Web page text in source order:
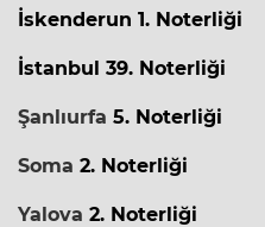
İskenderun 1. Noterliği
İstanbul 39. Noterliği
Şanlıurfa 5. Noterliği
Soma 2. Noterliği
Yalova 2. Noterliği